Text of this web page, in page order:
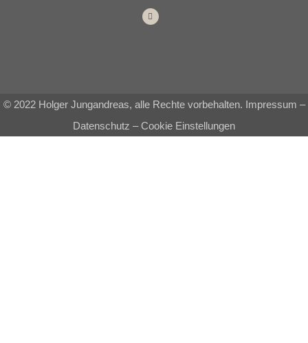
© 2022 Holger Jungandreas, alle Rechte vorbehalten. Impressum –
Datenschutz –Cookie Einstellungen